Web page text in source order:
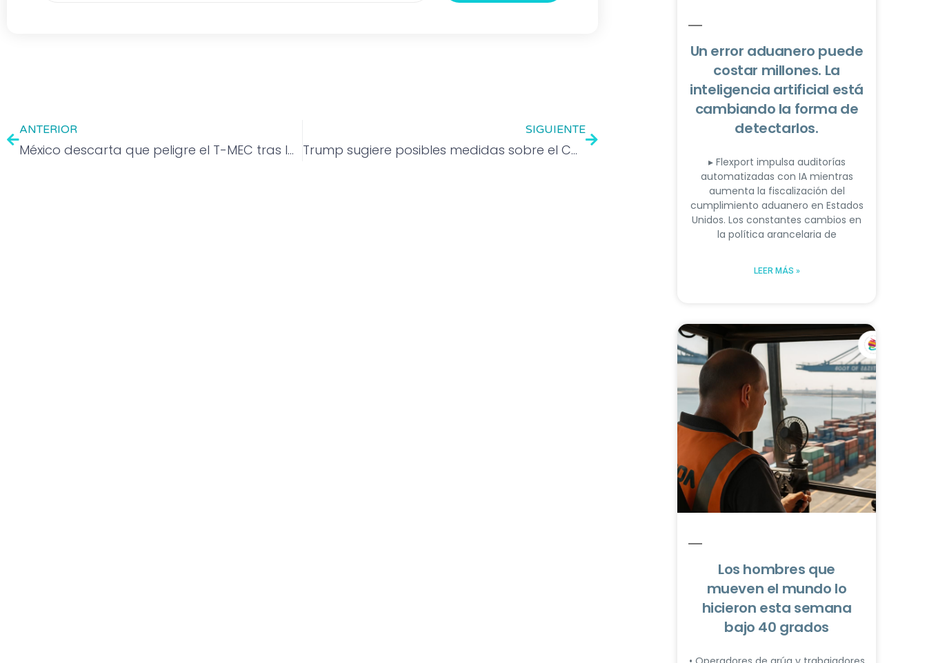
ANTERIOR
México descarta que peligre el T-MEC tras la salida de Trudeau en Canadá
SIGUIENTE
Trump sugiere posibles medidas sobre el Canal de Panamá y Groenlandia
Un error aduanero puede
costar millones. La
inteligencia artificial está
cambiando la forma de
detectarlos.
▸ Flexport impulsa auditorías
automatizadas con IA mientras
aumenta la fiscalización del
cumplimiento aduanero en Estados
Unidos. Los constantes cambios en
la política arancelaria de
LEER MÁS »
Los hombres que
mueven el mundo lo
hicieron esta semana
bajo 40 grados